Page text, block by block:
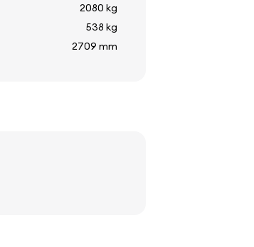
2080 kg
538 kg
2709 mm